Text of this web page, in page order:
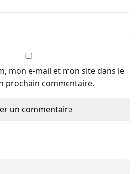
mon e-mail et mon site dans le
prochain commentaire.